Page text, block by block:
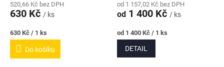
520,66 Kč bez DPH
630 Kč / ks
Měrná
cena:
630 Kč / 1 ks
Do košíku
od 1 157,02 Kč bez DPH
od 1 400 Kč / ks
Měrná
cena:
od 1 400 Kč / 1 ks
DETAIL